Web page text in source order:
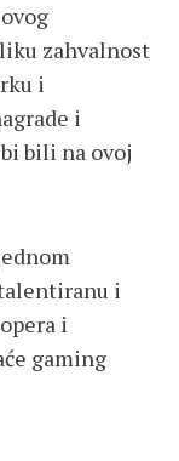
zahvalnost
i
i
bili na ovoj
i
i
gaming